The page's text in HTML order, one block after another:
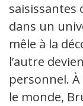
dans un
mêle à la
l’autre
personnel.
le monde,